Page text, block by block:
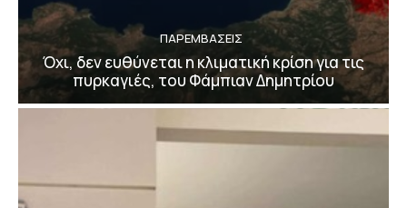
ΠΑΡΕΜΒΑΣΕΙΣ
Όχι, δεν ευθύνεται η κλιματική κρίση για τις
πυρκαγιές, του Φάμπιαν Δημητρίου